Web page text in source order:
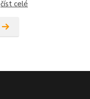
číst celé